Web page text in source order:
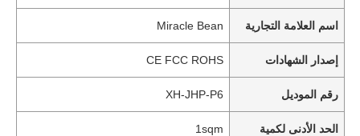
اسم العلامة التجارية Miracle Bean
إصدار الشهادات CE FCC ROHS
رقم الموديل XH-JHP-P6
الحد الأدنى لكمية 1sqm